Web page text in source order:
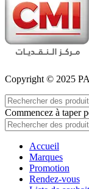
Copyright © 2025
Commencez à taper
Accueil
Marques
Promotion
Rendez-vous